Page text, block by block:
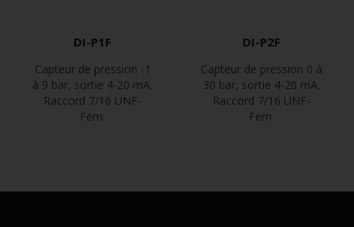
DI-P1F
Capteur de pression -1
à 9 bar, sortie 4-20 mA.
Raccord 7/16 UNF-
Fem.
DI-P2F
Capteur de pression 0 à
30 bar, sortie 4-20 mA.
Raccord 7/16 UNF-
Fem.